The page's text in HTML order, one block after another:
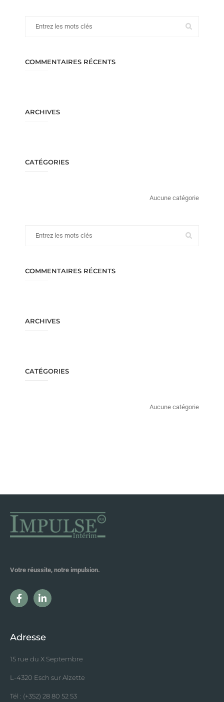
COMMENTAIRES RÉCENTS
ARCHIVES
CATÉGORIES
Aucune catégorie
COMMENTAIRES RÉCENTS
ARCHIVES
CATÉGORIES
Aucune catégorie
Votre réussite, notre impulsion.
Adresse
15 rue du X Septembre
L-4320 Esch sur Alzette
Tél : (+352) 28 80 52 53